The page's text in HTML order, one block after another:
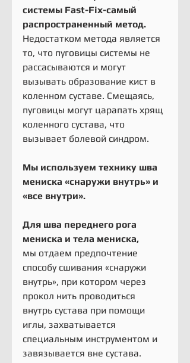
системы Fast-Fix-самый
распространенный метод.
Недостатком метода является
то, что пуговицы системы не
рассасываются и могут
вызывать образование кист в
коленном суставе. Смещаясь,
пуговицы могут царапать хрящ
коленного сустава, что
вызывает болевой синдром.
Мы используем технику шва
мениска «снаружи внутрь» и
«все внутри».
Для шва переднего рога
мениска и тела мениска,
мы отдаем предпочтение
способу сшивания «снаружи
внутрь», при котором через
прокол нить проводиться
внутрь сустава при помощи
иглы, захватывается
специальным инструментом и
завязывается вне сустава.